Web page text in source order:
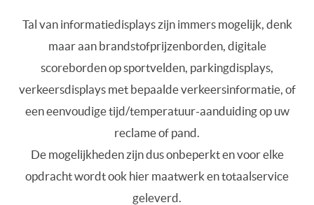
Tal van informatiedisplays zijn immers mogelijk, denk
maar aan brandstofprijzenborden, digitale
scoreborden op sportvelden, parkingdisplays,
verkeersdisplays met bepaalde verkeersinformatie, of
een eenvoudige tijd/temperatuur-aanduiding op uw
reclame of pand.
De mogelijkheden zijn dus onbeperkt en voor elke
opdracht wordt ook hier maatwerk en totaalservice
geleverd.